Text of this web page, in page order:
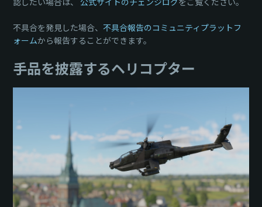
不具合を発見した場合、不具合報告のコミュニティプラットフ
ォームから報告することができます。
手品を披露するヘリコプター